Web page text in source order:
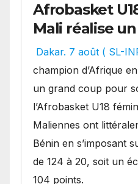
Afrobasket
Mali réalise
festival
une lourde
Bénin.
Dakar. 7 août ( SL-
champion d’Afrique
un grand coup pour
l’Afrobasket U18
Maliennes ont
Bénin en s’imposant
de 124 à 20, soit un
104 points.